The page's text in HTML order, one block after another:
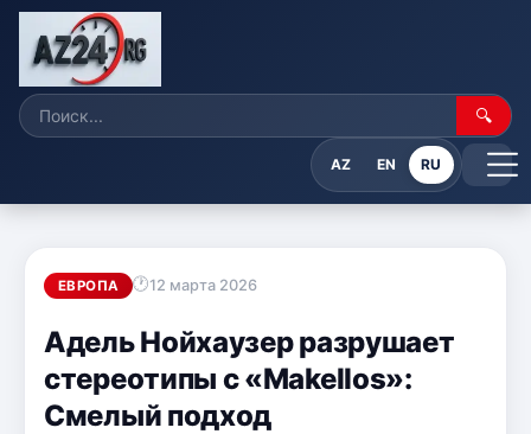
🔍
AZ EN RU
ЕВРОПА 12 марта 2026
Адель Нойхаузер разрушает
стереотипы с «Makellos»:
Смелый подход